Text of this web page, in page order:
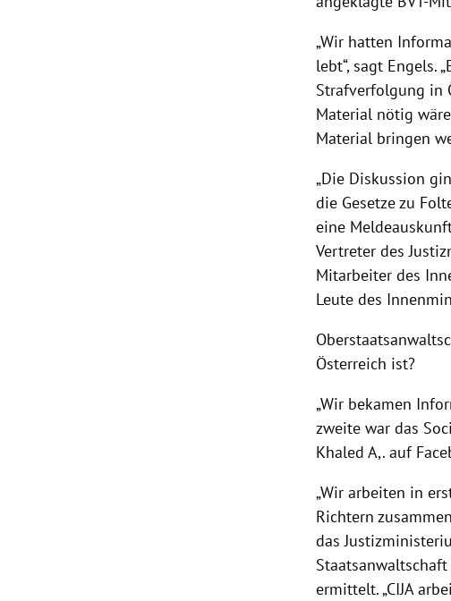
„Wir hatten
lebt“, sagt Engels.
Strafverfolgung in
Material nötig
Material bringen
„Die Diskussion
die Gesetze zu
eine
Vertreter des
Mitarbeiter des
Leute des
Österreich ist?
„Wir bekamen
zweite war das
Khaled A,. auf
„Wir arbeiten in
Richtern
das
ermittelt. „CIJA